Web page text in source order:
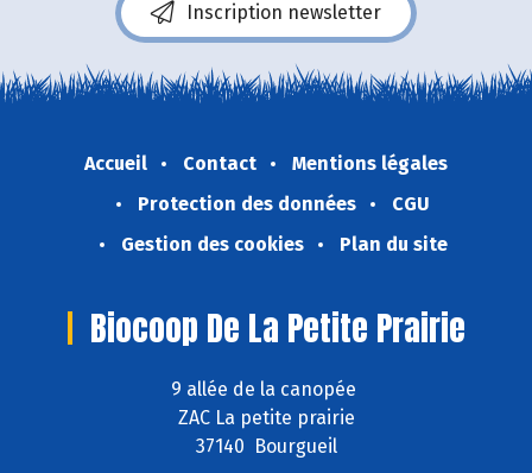
Inscription newsletter
Accueil Contact
Mentions légales
Protection des données
CGU
Gestion des cookies
Plan du site
Biocoop De La Petite Prairie
9 allée de la canopée
ZAC La petite prairie
37140 Bourgueil